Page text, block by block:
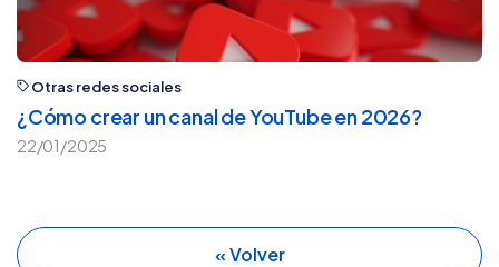
Otras redes sociales
¿Cómo crear un canal de YouTube en 2026?
22/01/2025
« Volver